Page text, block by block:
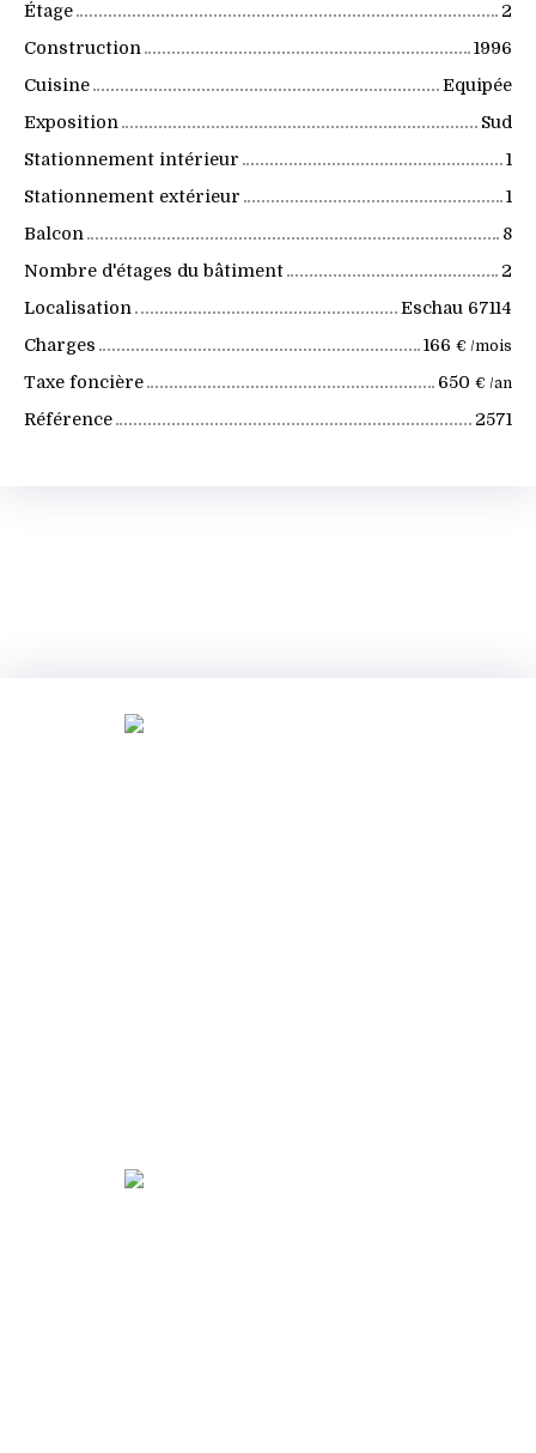
Étage
2
Construction
1996
Cuisine
Equipée
Exposition
Sud
Stationnement intérieur
1
Stationnement extérieur
1
Balcon
8
Nombre d'étages du bâtiment
2
Localisation
Eschau 67114
Charges
166 € /mois
Taxe foncière 650 € /an
Référence 2571